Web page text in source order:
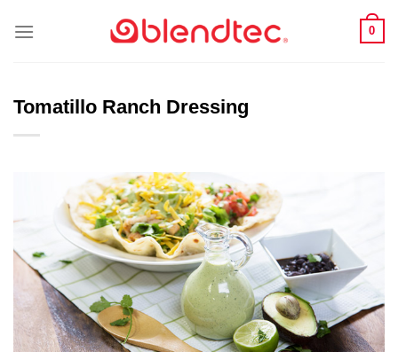
Inhalt
0
Tomatillo Ranch Dressing